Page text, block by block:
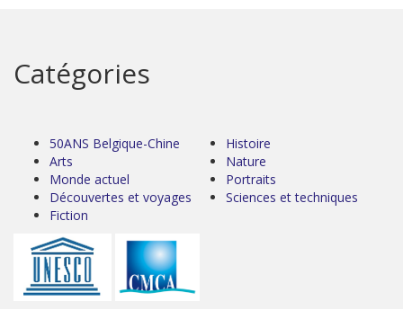
Catégories
50ANS Belgique-Chine
Arts
Monde actuel
Découvertes et voyages
Fiction
Histoire
Nature
Portraits
Sciences et techniques